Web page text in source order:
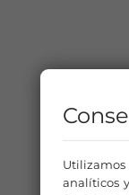
analíticos